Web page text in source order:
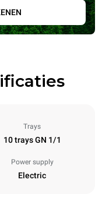
Trays
10 trays GN 1/1
Power supply
Electric